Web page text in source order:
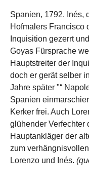
Spanien, 1792. Inés,
Hofmalers Francisco
Inquisition gezerrt
Goyas Fürsprache
Hauptstreiter der
doch er gerät selber
Jahre später "“
Spanien
Kerker frei. Auch
glühender Verfechter
Hauptankläger der
zum
Lorenzo und Inés.